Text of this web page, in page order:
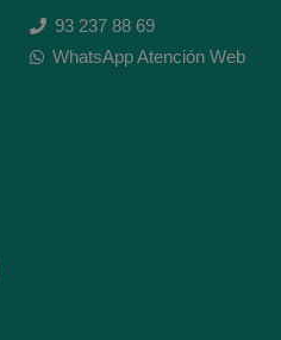
93 237 88 69
WhatsApp Atención Web